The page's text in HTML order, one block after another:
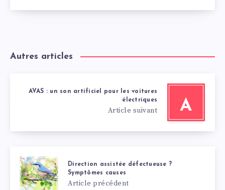
Autres articles
A
AVAS : un son artificiel pour les voitures
électriques
Article suivant
Direction assistée défectueuse ?
Symptômes causes
Article précédent